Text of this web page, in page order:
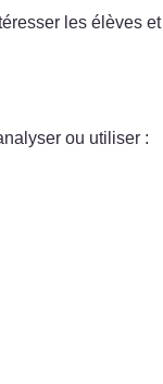
les élèves
ou utiliser :